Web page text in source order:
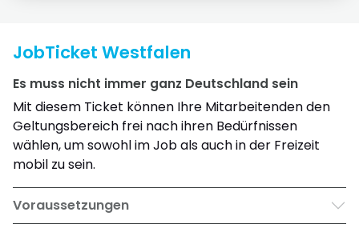
JobTicket Westfalen
Es muss nicht immer ganz Deutschland sein
Mit diesem Ticket können Ihre Mitarbeitenden den
Geltungsbereich frei nach ihren Bedürfnissen
wählen, um sowohl im Job als auch in der Freizeit
mobil zu sein.
Voraussetzungen